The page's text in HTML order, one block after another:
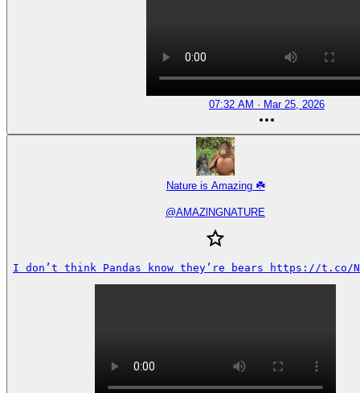
07:32 AM · Mar 25, 2026
Nature is Amazing ☘️
@AMAZlNGNATURE
I don’t think Pandas know they’re bears https://t.co/